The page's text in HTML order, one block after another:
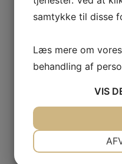
Navn
mail
Telefon
samtykke til disse
Læs mere om
behandling af
VIS